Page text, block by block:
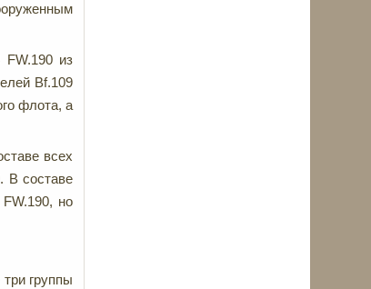
FW.190 из
Bf.109
флота, а
всех
В составе
но
группы